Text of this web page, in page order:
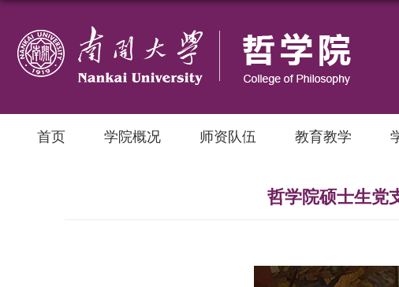
首页 学院概况 师资队伍 教育教学
哲学院硕士生党